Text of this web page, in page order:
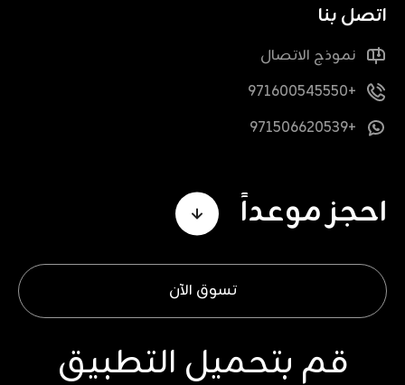
اتصل بنا
نموذج الاتصال
+971600545550
+971506620539
احجز موعداً
تسوق الآن
قم بتحميل التطبيق